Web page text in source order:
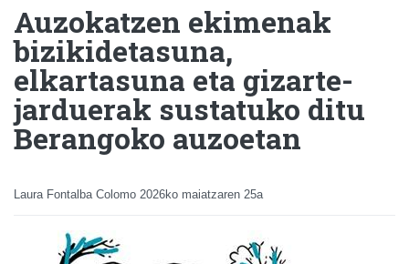
Auzokatzen ekimenak
bizikidetasuna,
elkartasuna eta gizarte-
jarduerak sustatuko ditu
Berangoko auzoetan
Laura Fontalba Colomo 2026ko maiatzaren 25a